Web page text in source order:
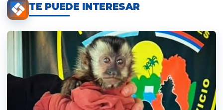
TE PUEDE INTERESAR